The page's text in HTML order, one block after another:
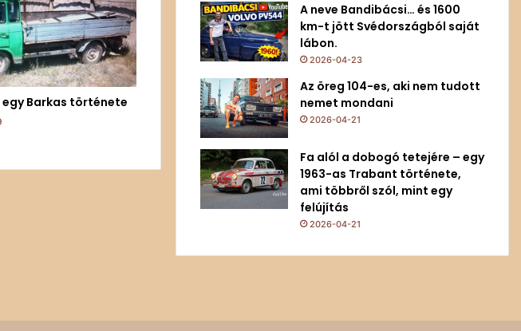
Barkas története
A neve Bandibácsi… és 1600
km-t jött Svédországból saját
lábon.
2026-04-23
Az öreg 104-es, aki nem tudott
nemet mondani
2026-04-21
Fa alól a dobogó tetejére – egy
1963-as Trabant története,
ami többről szól, mint egy
felújítás
2026-04-21